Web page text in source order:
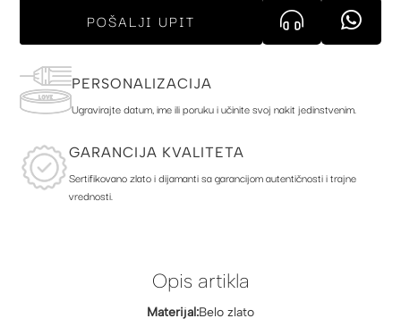
POŠALJI UPIT
PERSONALIZACIJA
Ugravirajte datum, ime ili poruku i učinite svoj nakit jedinstvenim.
GARANCIJA KVALITETA
Sertifikovano zlato i dijamanti sa garancijom autentičnosti i trajne
vrednosti.
Opis artikla
Materijal:Belo zlato